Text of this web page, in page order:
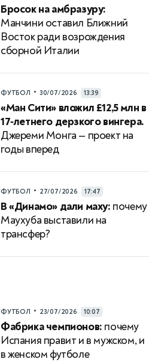
Бросок на амбразуру:
Манчини оставил Ближний
Восток ради возрождения
сборной Италии
ФУТБОЛ • 30/07/2026 13:39
«Ман Сити» вложил £12,5 млн в
17‑летнего дерзкого вингера.
Джереми Монга — проект на
годы вперед
ФУТБОЛ • 27/07/2026 17:47
В «Динамо» дали маху: почему
Маухуба выставили на
трансфер?
ФУТБОЛ • 23/07/2026 10:07
Фабрика чемпионов: почему
Испания правит и в мужском, и
в женском футболе